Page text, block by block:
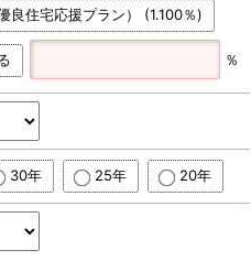
良住宅応援プラン） (1.100％)
％
30年 25年 20年